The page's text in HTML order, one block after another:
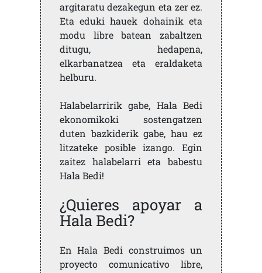
argitaratu dezakegun eta zer ez.
Eta eduki hauek dohainik eta
modu libre batean zabaltzen
ditugu, hedapena,
elkarbanatzea eta eraldaketa
helburu.
Halabelarririk gabe, Hala Bedi
ekonomikoki sostengatzen
duten bazkiderik gabe, hau ez
litzateke posible izango. Egin
zaitez halabelarri eta babestu
Hala Bedi!
¿Quieres apoyar a
Hala Bedi?
En Hala Bedi construimos un
proyecto comunicativo libre,